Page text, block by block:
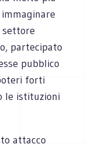
partecipato
pubblico
forti
le istituzioni
attacco